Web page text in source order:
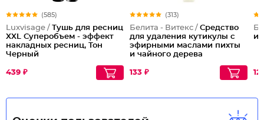
(585)
Luxvisage / Тушь для ресниц
XXL Суперобъем - эффект
накладных ресниц, Тон
Черный
439 ₽
(313)
Белита - Витекс / Средство
для удаления кутикулы с
эфирными маслами пихты
и чайного дерева
133 ₽